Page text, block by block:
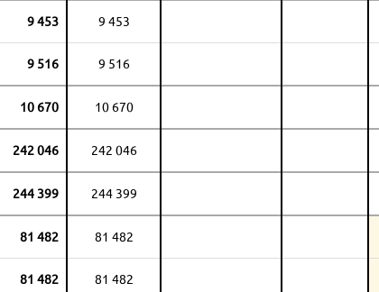
9 453 9 453
9 516 9 516
10 670 10 670
242 046 242 046
244 399 244 399
81 482 81 482
81 482 81 482